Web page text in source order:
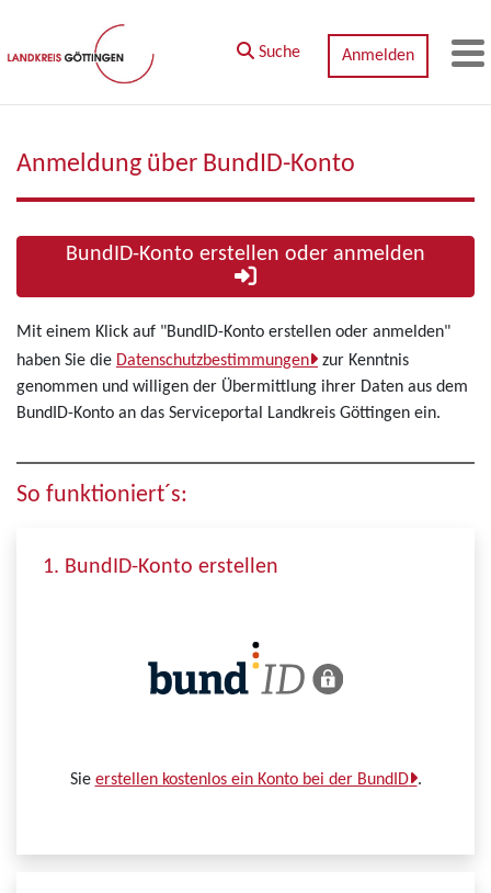
Zum Hauptinhalt springen
Suche
Anmelden
Anmeldung über BundID-Konto
Mit einem Klick auf "BundID-Konto erstellen oder anmelden"
haben Sie die Datenschutzbestimmungen
zur Kenntnis
genommen und willigen der Übermittlung ihrer Daten aus dem
BundID-Konto an das Serviceportal Landkreis Göttingen ein.
So funktioniert´s:
1. BundID-Konto erstellen
Sie erstellen kostenlos ein Konto bei der BundID .